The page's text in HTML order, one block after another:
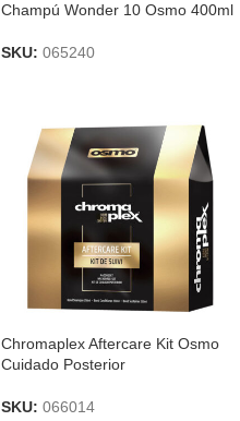
Champú Wonder 10 Osmo 400ml
SKU: 065240
Chromaplex Aftercare Kit Osmo
Cuidado Posterior
SKU: 066014